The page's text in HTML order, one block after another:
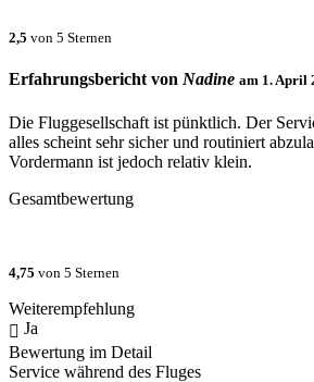
2,5 von 5 Sternen
Erfahrungsbericht von Nadine am 1. April
Die Fluggesellschaft ist pünktlich. Der
alles scheint sehr sicher und routiniert
Vordermann ist jedoch relativ klein.
Gesamtbewertung
4,75 von 5 Sternen
Weiterempfehlung
Ja
Bewertung im Detail
Service während des Fluges